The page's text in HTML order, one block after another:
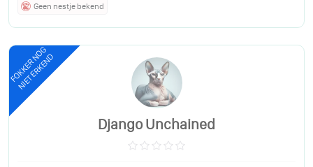
Geen nestje bekend
FOKKER NOG
NIET ERKEND
Django Unchained